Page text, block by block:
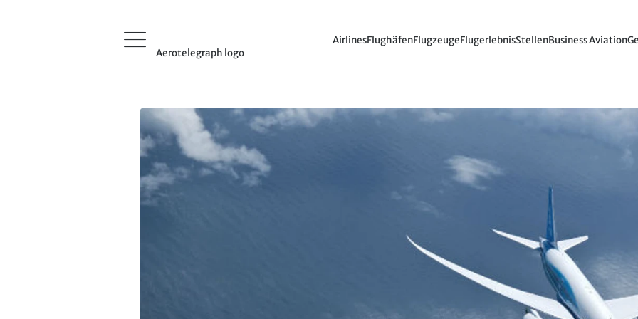
Aerotelegraph logo
AirlinesFlughäfenFlugzeugeFlugerlebnisStellenBusiness Aviation